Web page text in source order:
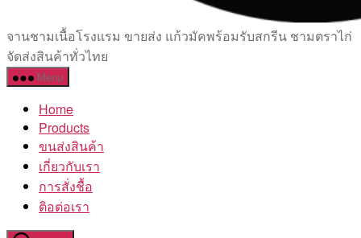
เซรามิค
ครบ
ครัน
โรงงาน
จานชามเนื้อโรงแรม ขายส่ง แก้วมัคพร้อมรับสกรีน ชามตราไก่
จัดส่งสินค้าทั่วไทย
Menu
Home
Products
ขนส่งสินค้า
เกี่ยวกับเรา
การสั่งชื้อ
ติอต่อเรา